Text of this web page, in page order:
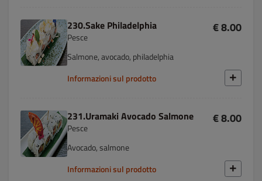
230.Sake Philadelphia
Pesce
€ 8.00
Salmone, avocado, philadelphia
Informazioni sul prodotto
231.Uramaki Avocado Salmone
Pesce
€ 8.00
Avocado, salmone
Informazioni sul prodotto